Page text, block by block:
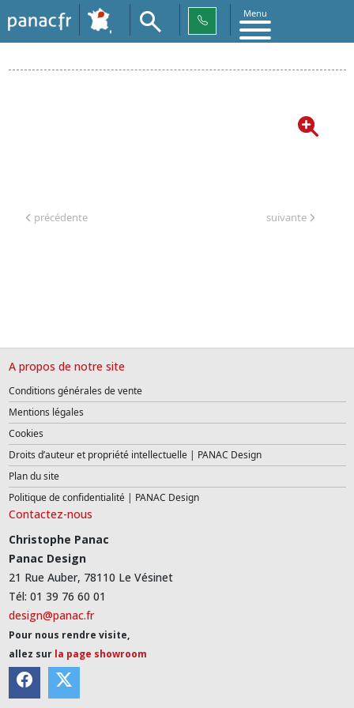
Menu
précédente suivante
A propos de notre site
Conditions générales de vente
Mentions légales
Cookies
Droits d’auteur et propriété intellectuelle | PANAC Design
Plan du site
Politique de confidentialité | PANAC Design
Contactez-nous
Christophe Panac
Panac Design
21 Rue Auber, 78110 Le Vésinet
Tél: 01 39 76 60 01
design@panac.fr
Pour nous rendre visite,
allez sur la page showroom